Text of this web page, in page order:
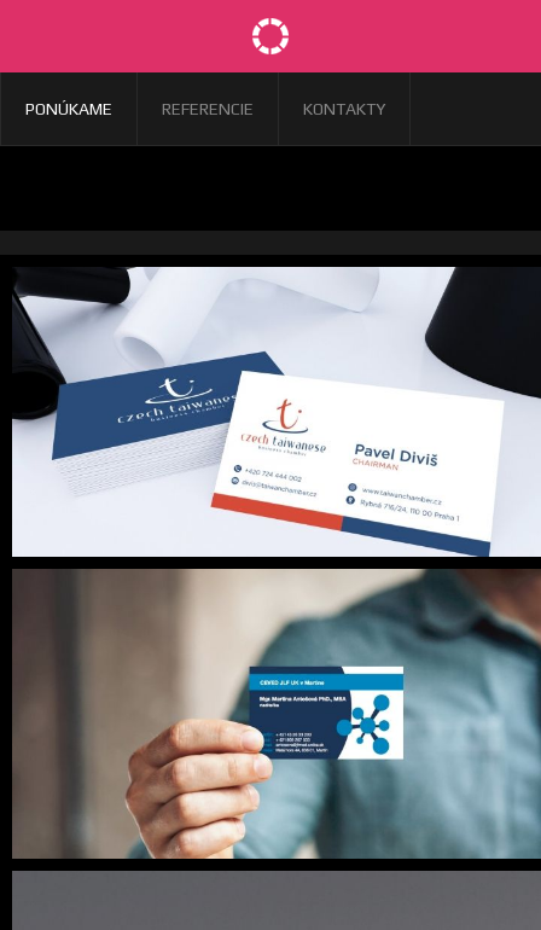
PONÚKAME REFERENCIE KONTAKTY